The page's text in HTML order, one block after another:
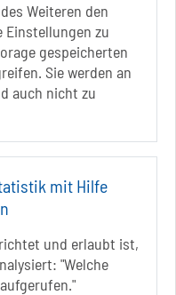
Weiteren den
zu
gespeicherten
Sie werden an
auch nicht zu
mit Hilfe
und erlaubt ist,
"Welche